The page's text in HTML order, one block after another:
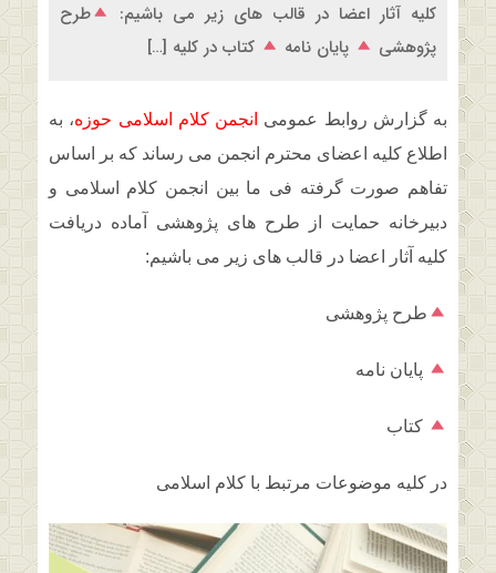
کلیه آثار اعضا در قالب های زیر می باشیم:
طرح
پژوهشی
پایان نامه کتاب در کلیه […]
به گزارش روابط عمومی انجمن کلام اسلامی حوزه، به
اطلاع کلیه اعضای محترم انجمن می رساند که بر اساس
تفاهم صورت گرفته فی ما بین انجمن کلام اسلامی و
دبیرخانه حمایت از طرح های پژوهشی آماده دریافت
کلیه آثار اعضا در قالب های زیر می باشیم:
طرح پژوهشی
پایان نامه
کتاب
در کلیه موضوعات مرتبط با کلام اسلامی